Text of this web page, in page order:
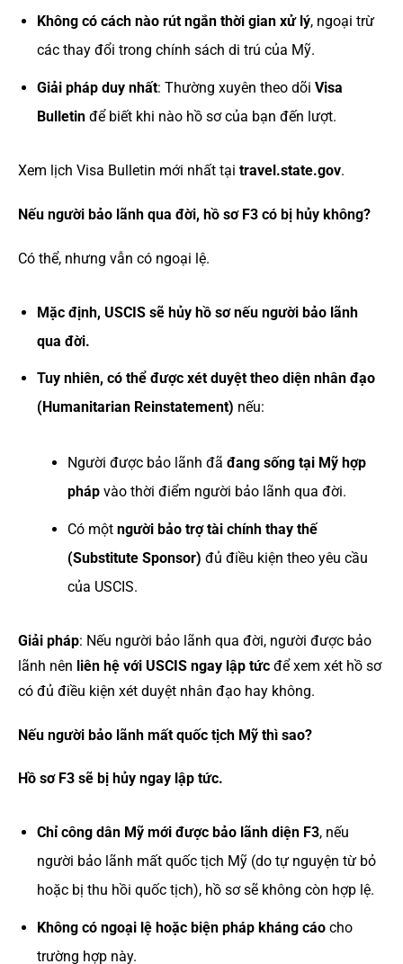
Không có cách nào rút ngắn thời gian xử lý, ngoại trừ
các thay đổi trong chính sách di trú của Mỹ.
Giải pháp duy nhất: Thường xuyên theo dõi Visa
Bulletinđể biết khi nào hồ sơ của bạn đến lượt.
Xem lịch Visa Bulletin mới nhất tại travel.state.gov.
Nếu người bảo lãnh qua đời, hồ sơ F3 có bị hủy không?
Có thể, nhưng vẫn có ngoại lệ.
Mặc định, USCIS sẽ hủy hồ sơ nếu người bảo lãnh
qua đời.
Tuy nhiên, có thể được xét duyệt theo diện nhân đạo
(Humanitarian Reinstatement) nếu:
Người được bảo lãnh đã đang sống tại Mỹ hợp
phápvào thời điểm người bảo lãnh qua đời.
Có một người bảo trợ tài chính thay thế
(Substitute Sponsor) đủ điều kiện theo yêu cầu
của USCIS.
Giải pháp: Nếu người bảo lãnh qua đời, người được bảo
lãnh nên liên hệ với USCIS ngay lập tức để xem xét hồ sơ
có đủ điều kiện xét duyệt nhân đạo hay không.
Nếu người bảo lãnh mất quốc tịch Mỹ thì sao?
Hồ sơ F3 sẽ bị hủy ngay lập tức.
Chỉ công dân Mỹ mới được bảo lãnh diện F3, nếu
người bảo lãnh mất quốc tịch Mỹ (do tự nguyện từ bỏ
hoặc bị thu hồi quốc tịch), hồ sơ sẽ không còn hợp lệ.
Không có ngoại lệ hoặc biện pháp kháng cáocho
trường hợp này.